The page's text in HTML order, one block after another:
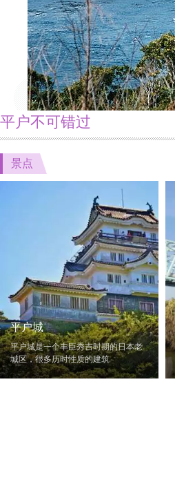
平户不可错过
景点
平户城
平户城是一个丰臣秀吉时期的日本老
城区，很多历时性质的建筑